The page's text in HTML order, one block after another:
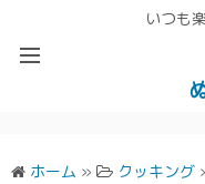
いつも
ホーム » クッキング